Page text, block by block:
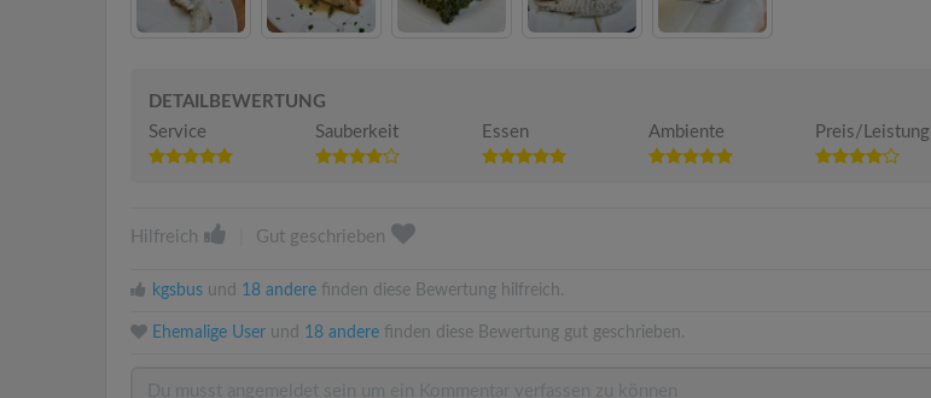
DETAILBEWERTUNG
Service
Sauberkeit Essen Ambiente Preis/Leistung
Hilfreich Gut geschrieben
kgsbus und 18 andere finden diese Bewertung hilfreich.
Ehemalige User und 18 andere finden diese Bewertung gut geschrieben.